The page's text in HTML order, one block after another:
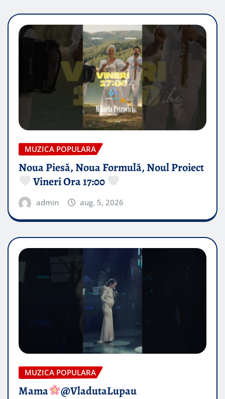
MUZICA POPULARA
Noua Piesă, Noua Formulă, Noul Proiect
Vineri Ora 17:00
admin aug. 5, 2026
MUZICA POPULARA
Mama @VladutaLupau